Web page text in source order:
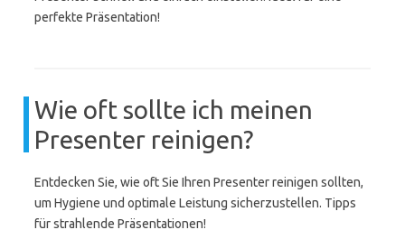
perfekte Präsentation!
Wie oft sollte ich meinen
Presenter reinigen?
Entdecken Sie, wie oft Sie Ihren Presenter reinigen sollten,
um Hygiene und optimale Leistung sicherzustellen. Tipps
für strahlende Präsentationen!